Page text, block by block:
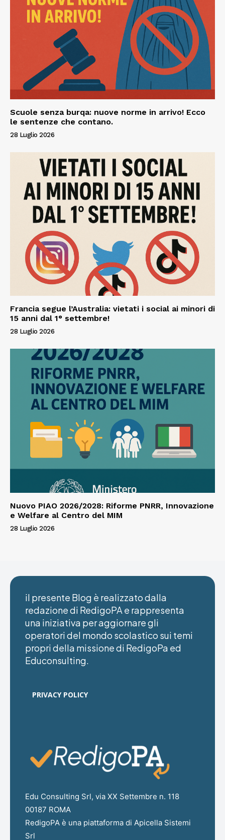
Scuole senza burqa: nuove norme in arrivo! Ecco
le sentenze che contano.
28 Luglio 2026
Francia segue l’Australia: vietati i social ai minori di
15 anni dal 1° settembre!
28 Luglio 2026
Nuovo PIAO 2026/2028: Riforme PNRR, Innovazione
e Welfare al Centro del MIM
28 Luglio 2026
il presente Blog è realizzato dalla
redazione di RedigoPA e rappresenta
una iniziativa per aggiornare gli
operatori del mondo scolastico sui temi
propri della missione di RedigoPa ed
Educonsulting.
PRIVACY POLICY
Edu Consulting Srl, via XX Settembre n. 118
00187 ROMA
RedigoPA è una piattaforma di Apicella Sistemi
Srl